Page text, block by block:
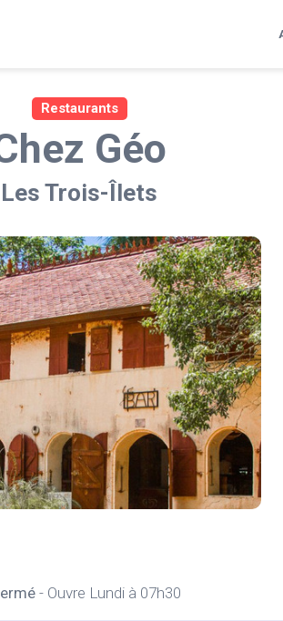
Restaurants
Géo
Les Trois-Îlets
- Ouvre Lundi à 07h30